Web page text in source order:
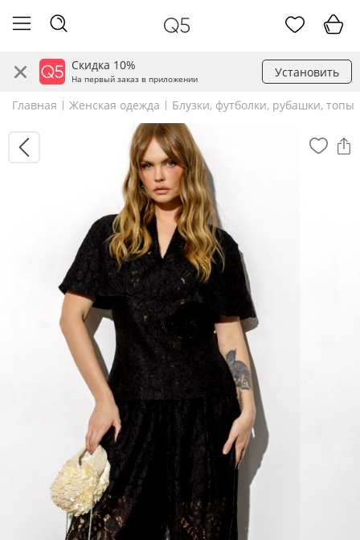
Скидка 10%
На первый заказ в приложении Установить
Главная Женская одежда Блузки, футболки, рубашки, топы